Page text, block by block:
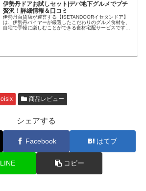
伊勢丹ドアお試しセット|デパ地下グルメでプチ
贅沢！詳細情報＆口コミ
伊勢丹百貨店が運営する【ISETANDOORイセタンドア】
は、伊勢丹バイヤーが厳選したこだわりのグルメ食材を、
自宅で手軽に楽しむことができる食材宅配サービスです。
oisix 商品レビュー
シェアする
Facebook はてブ
LINE コピー